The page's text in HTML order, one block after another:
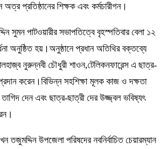
প্রতিষ্ঠানের শিক্ষক এবং কর্মচারীগন।
সুমন পাটওয়ারীর সভাপতিত্বে বৃহস্পতিবার বেলা ১২
অনুষ্ঠিত হয়।অনুষ্ঠানে প্রধান অতিথির বক্তব্যে
নুরুন্নবী চৌধুরী শাওন,টেলিকনফারেন্স এ ছাত্র-
প্রদান করেন।বিভিন্ন সহশিক্ষা মূলক কাজ ও দক্ষতা
দেন এবং ছাত্র-ছাত্রী দের উজ্জ্বল ভবিষ্যৎ
তজুমদ্দিন উপজেলা পরিষদের নবনির্বাচিত চেয়ারম্যান